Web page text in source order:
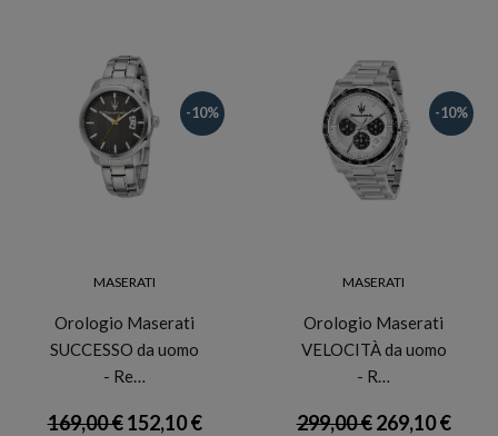
-10%
MASERATI
Orologio Maserati
SUCCESSO da uomo
- Re…
169,00 €152,10 €
-10%
MASERATI
Orologio Maserati
VELOCITÀ da uomo
- R…
299,00 €269,10 €